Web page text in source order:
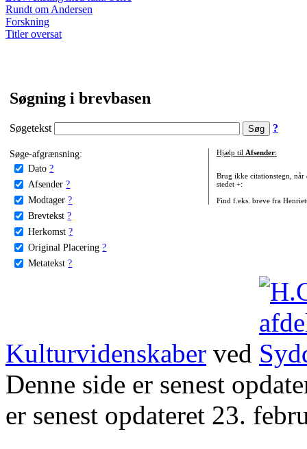
Rundt om Andersen
Forskning
Titler oversat
Søgning i brevbasen
Søgetekst ?
Søge-afgrænsning:
Dato ?
Afsender ?
Modtager ?
Brevtekst ?
Herkomst ?
Original Placering ?
Metatekst ?
Hjælp til Afsender:
Brug ikke citationstegn, når
stedet +:
Find f.eks. breve fra
Kulturvidenskaber ved
Denne side er senest
er senest opdateret 23.